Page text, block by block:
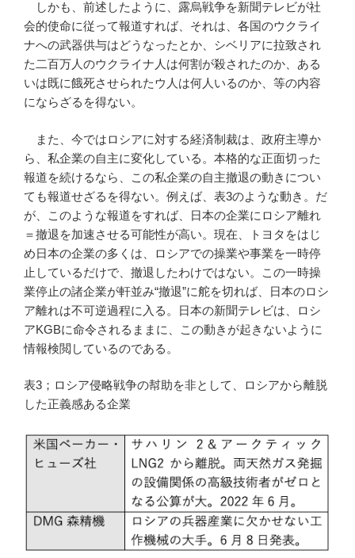
しかも、前述したように、露烏戦争を新聞テレビが社
会的使命に従って報道すれば、それは、各国のウクライ
ナへの武器供与はどうなったとか、シベリアに拉致され
た二百万人のウクライナ人は何割が殺されたのか、ある
いは既に餓死させられたウ人は何人いるのか、等の内容
にならざるを得ない。
また、今ではロシアに対する経済制裁は、政府主導か
ら、私企業の自主に変化している。本格的な正面切った
報道を続けるなら、この私企業の自主撤退の動きについ
ても報道せざるを得ない。例えば、表3のような動き。だ
が、このような報道をすれば、日本の企業にロシア離れ
＝撤退を加速させる可能性が高い。現在、トヨタをはじ
め日本の企業の多くは、ロシアでの操業や事業を一時停
止しているだけで、撤退したわけではない。この一時操
業停止の諸企業が軒並み“撤退”に舵を切れば、日本のロシ
ア離れは不可逆過程に入る。日本の新聞テレビは、ロシ
アKGBに命令されるままに、この動きが起きないように
情報検閲しているのである。
表3；ロシア侵略戦争の幇助を非として、ロシアから離脱
した正義感ある企業